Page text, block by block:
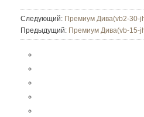
Следующий: Премиум Дива(vb2-30-
Предыдущий: Премиум Дива(vb-15-